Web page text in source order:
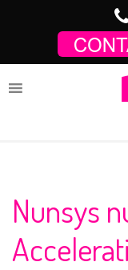
Nunsys